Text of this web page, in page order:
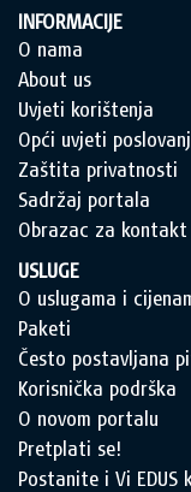
INFORMACIJE
O nama
About us
Uvjeti korištenja
Opći uvjeti
Zaštita privatnosti
Sadržaj portala
Obrazac za kontakt
USLUGE
O uslugama i
Paketi
Često postavljana
Korisnička podrška
O novom portalu
Pretplati se!
Postanite i Vi EDUS